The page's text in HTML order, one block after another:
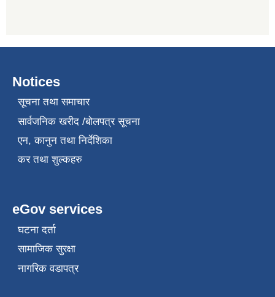
Notices
सूचना तथा समाचार
सार्वजनिक खरीद /बोलपत्र सूचना
एन, कानुन तथा निर्देशिका
कर तथा शुल्कहरु
eGov services
घटना दर्ता
सामाजिक सुरक्षा
नागरिक वडापत्र